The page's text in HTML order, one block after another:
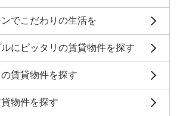
でこだわりの生活を
にピッタリの賃貸物件を探す
賃貸物件を探す
物件を探す